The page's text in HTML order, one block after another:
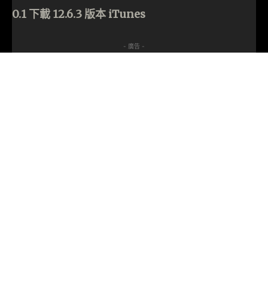
0.1 下載 12.6.3 版本 iTunes
- 廣告 -